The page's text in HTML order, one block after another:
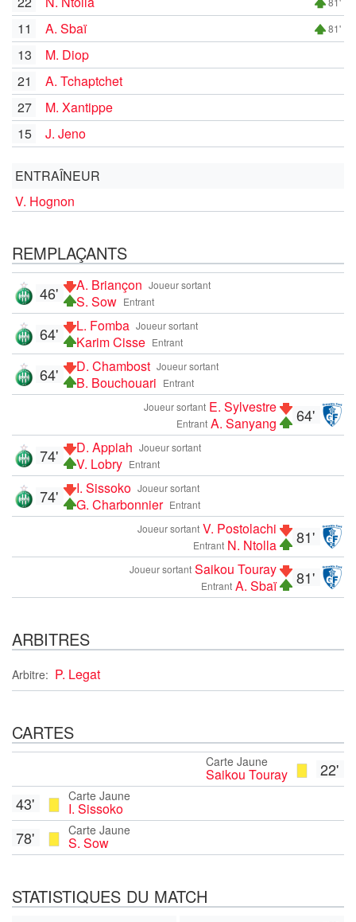
11 A. Sbaï 81'
13
M. Diop
21
A. Tchaptchet
27
M. Xantippe
15
J. Jeno
ENTRAÎNEUR
V. Hognon
REMPLAÇANTS
Joueur sortant
A. Briançon
Entrant
S. Sow
46'
Joueur sortant
L. Fomba
Entrant
Karim Cisse
64'
Joueur sortant
D. Chambost
Entrant
B. Bouchouari
64'
64'
Joueur sortant E. Sylvestre
Entrant A. Sanyang
Joueur sortant
D. Appiah
Entrant
V. Lobry
74'
Joueur sortant
I. Sissoko
Entrant
G. Charbonnier
74'
81'
Joueur sortant V. Postolachi
Entrant N. Ntolla
81'
Joueur sortant Saikou Touray
Entrant A. Sbaï
ARBITRES
Arbitre: P. Legat
CARTES
22'
Carte Jaune
Saikou Touray
Carte Jaune
I. Sissoko
43'
Carte Jaune
S. Sow
78'
STATISTIQUES DU MATCH